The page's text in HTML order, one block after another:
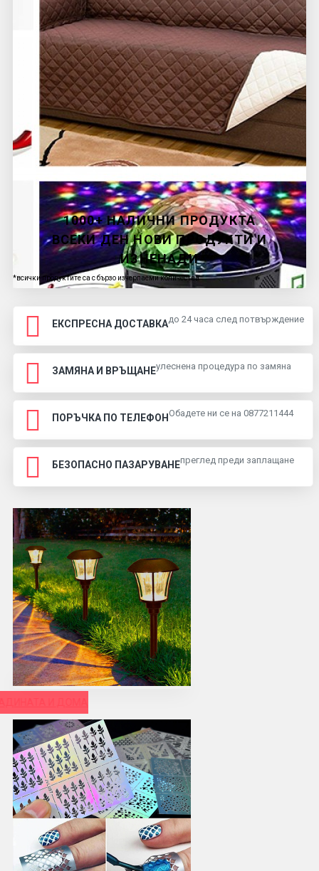
1000+ НАЛИЧНИ ПРОДУКТА
ВСЕКИ ДЕН НОВИ ПРОДУКТИ И
ИЗНЕНАДИ
*всички продуктите са с бързо изчерпаеми количества
ЕКСПРЕСНА ДОСТАВКАдо 24 часа след потвърждение
ЗАМЯНА И ВРЪЩАНЕулеснена процедура по замяна
ПОРЪЧКА ПО ТЕЛЕФОН Обадете ни се на 0877211444
БЕЗОПАСНО ПАЗАРУВАНЕпреглед преди заплащане